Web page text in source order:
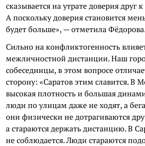
сказывается на утрате доверия друг к
А поскольку доверия становится
будет больше», — отметила
Сильно на конфликтогенность
межличностной дистанции. Наш
собеседницы, в этом вопросе
сторону: «Саратов этим славится. В
высокая плотность и большая
люди по улицам даже не ходят, а
они физически не дотрагиваются
а стараются держать дистанцию. В
не соблюдается. Люди стараются